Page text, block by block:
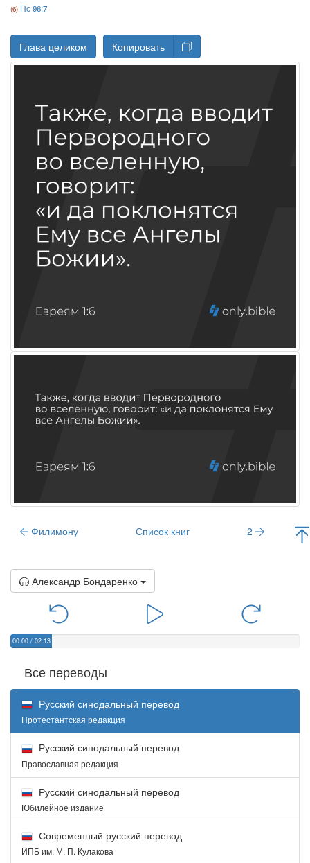
Пс 96:7
Глава целиком Копировать
Филимону Список книг 2
Александр Бондаренко
00:00 / 02:13
Все переводы
Русский синодальный перевод
Протестантская редакция
Русский синодальный перевод
Православная редакция
Русский синодальный перевод
Юбилейное издание
Современный русский перевод
ИПБ им. М. П. Кулакова